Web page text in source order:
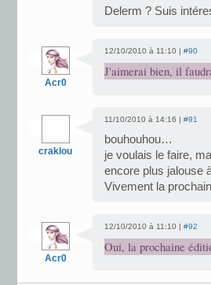
Delerm ? Suis
Acr0
12/10/2010 à 11:10 | #90
J'aimerai bien, il
craklou
11/10/2010 à 14:16 | #91
bouhouhou…
je voulais le faire,
encore plus jalouse
Vivement la
Acr0
12/10/2010 à 11:10 | #92
Oui, la prochaine